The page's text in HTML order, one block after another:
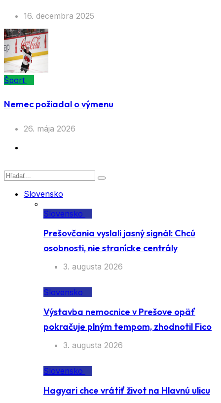
16. decembra 2025
Šport
Nemec požiadal o výmenu
26. mája 2026
Slovensko
Slovensko
Prešovčania vyslali jasný signál: Chcú
osobnosti, nie stranícke centrály
3. augusta 2026
Slovensko
Výstavba nemocnice v Prešove opäť
pokračuje plným tempom, zhodnotil Fico
3. augusta 2026
Slovensko
Hagyari chce vrátiť život na Hlavnú ulicu